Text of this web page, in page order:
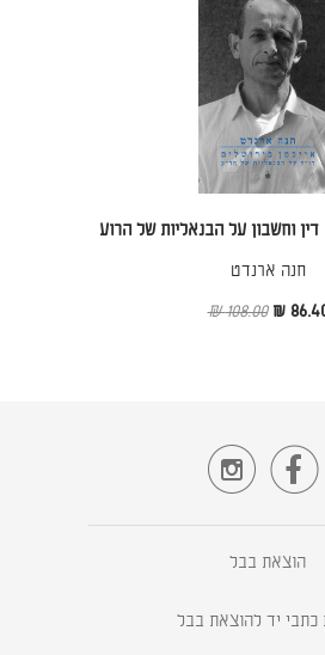
דין וחשבון על הבנאליות של הרוע
חנה ארנדט
86.40
108.00 ₪


הוצאת בבל
כתבי יד להוצאת בבל